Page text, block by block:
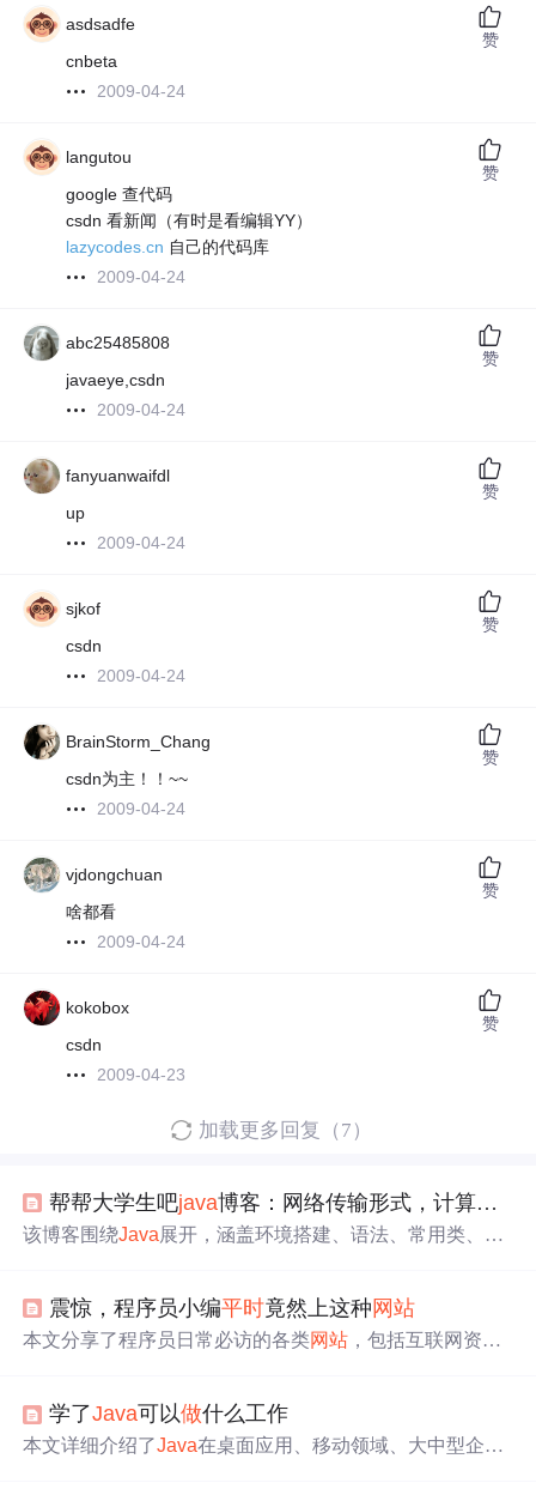
asdsadfe
cnbeta
2009-04-24
赞
langutou
google 查代码
csdn 看新闻（有时是看编辑YY）
lazycodes.cn 自己的代码库
2009-04-24
赞
abc25485808
javaeye,csdn
2009-04-24
赞
fanyuanwaifdl
up
2009-04-24
赞
sjkof
csdn
2009-04-24
赞
BrainStorm_Chang
csdn为主！！~~
2009-04-24
赞
vjdongchuan
啥都看
2009-04-24
赞
kokobox
csdn
2009-04-23
赞
加载更多回复（7）
帮帮大学生吧java博客：网络传输形式，计算机专业相关人员常 用技术
该博客围绕Java展开，涵盖环境搭建、语法、常用类、集
接口特点、方法、实现类及遍历方式，对Java学习有重要
指导意义。
震惊，程序员小编平时竟然上这种 网站
本文分享了程序员日常必访的各类网站 ，包括互联网资
求。学了Java可以做什么工作
本文详细介绍了Java在桌面应用、移动领域、大中型企业